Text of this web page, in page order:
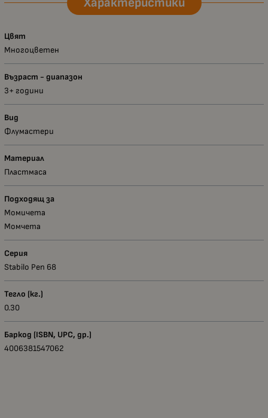
Цвят
Многоцветен
Възраст - диапазон
3+ години
Вид
Флумастери
Материал
Пластмаса
Подходящ за
Момичета
Момчета
Серия
Stabilo Pen 68
Тегло (кг.)
0.30
Баркод (ISBN, UPC, др.)
4006381547062